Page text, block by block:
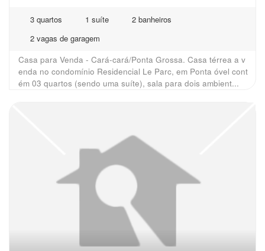
3 quartos 1 suíte
2 banheiros
2 vagas de garagem
Casa para Venda - Cará-cará/Ponta Grossa. Casa térrea a v
enda no condomínio Residencial Le Parc, em Ponta óvel cont
ém 03 quartos (sendo uma suíte), sala para dois ambient...